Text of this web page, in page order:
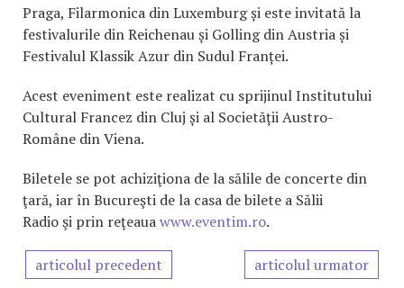
Praga, Filarmonica din Luxemburg și este invitată la
festivalurile din Reichenau și Golling din Austria și
Festivalul Klassik Azur din Sudul Franței.
Acest eveniment este realizat cu sprijinul Institutului
Cultural Francez din Cluj și al Societății Austro-
Române din Viena.
Biletele se pot achiziţiona de la sălile de concerte din
ţară, iar în Bucureşti de la casa de bilete a Sălii
Radio şi prin reţeauawww.eventim.ro.
articolul precedent articolul urmator